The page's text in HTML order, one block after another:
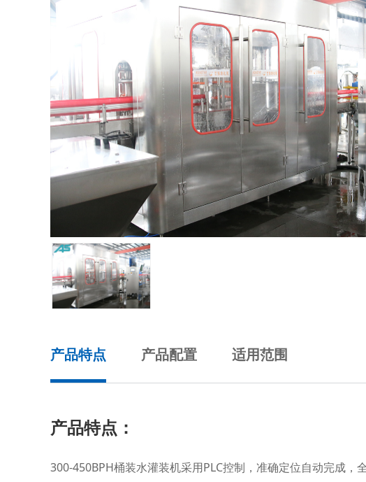
产品特点 产品配置 适用范围
产品特点：
300-450BPH桶装水灌装机采用PLC控制，准确定位自动完成